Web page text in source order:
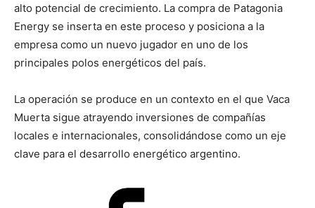
alto potencial de crecimiento. La compra de Patagonia
Energy se inserta en este proceso y posiciona a la
empresa como un nuevo jugador en uno de los
principales polos energéticos del país.
La operación se produce en un contexto en el que Vaca
Muerta sigue atrayendo inversiones de compañías
locales e internacionales, consolidándose como un eje
clave para el desarrollo energético argentino.